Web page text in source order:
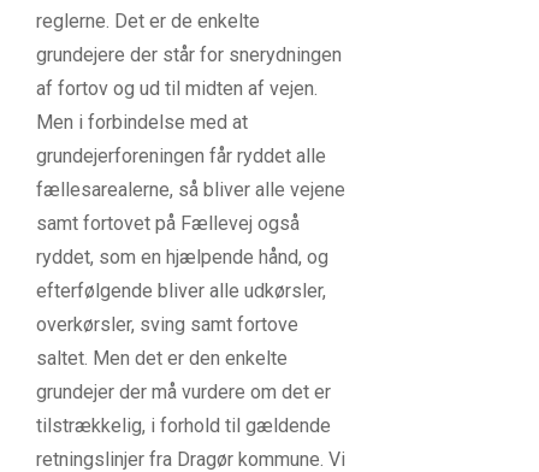
reglerne. Det er de enkelte
grundejere der står for snerydningen
af fortov og ud til midten af vejen.
Men i forbindelse med at
grundejerforeningen får ryddet alle
fællesarealerne, så bliver alle vejene
samt fortovet på Fællevej også
ryddet, som en hjælpende hånd, og
efterfølgende bliver alle udkørsler,
overkørsler, sving samt fortove
saltet. Men det er den enkelte
grundejer der må vurdere om det er
tilstrækkelig, i forhold til gældende
retningslinjer fra Dragør kommune. Vi